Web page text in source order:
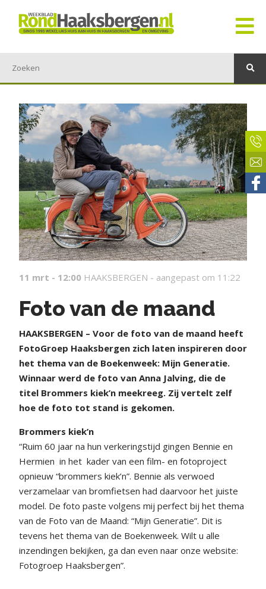
11 mrt - 12:00 HAAKSBERGEN - aangepast om 11:22
Foto van de maand
HAAKSBERGEN – Voor de foto van de maand heeft
FotoGroep Haaksbergen zich laten inspireren door
het thema van de Boekenweek: Mijn Generatie.
Winnaar werd de foto van Anna Jalving, die de
titel Brommers kiek’n meekreeg. Zij vertelt zelf
hoe de foto tot stand is gekomen.
Brommers kiek’n
“Ruim 60 jaar na hun verkeringstijd gingen Bennie en
Hermien in het kader van een film- en fotoproject
opnieuw “brommers kiek’n”. Bennie als verwoed
verzamelaar van bromfietsen had daarvoor het juiste
model. De foto paste volgens mij perfect bij het thema
van de Foto van de Maand: “Mijn Generatie”. Dit is
tevens het thema van de Boekenweek. Wilt u alle
inzendingen bekijken, ga dan even naar onze website:
Fotogroep Haaksbergen”.